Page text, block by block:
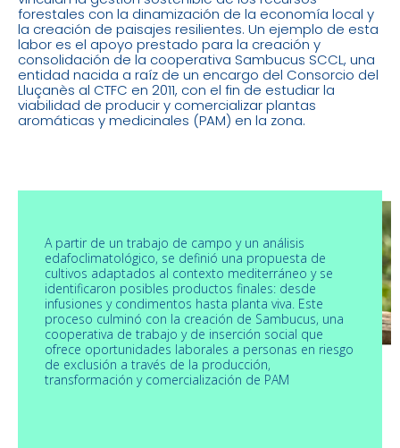
forestales con la dinamización de la economía local y
la creación de paisajes resilientes. Un ejemplo de esta
labor es el apoyo prestado para la creación y
consolidación de la cooperativa Sambucus SCCL, una
entidad nacida a raíz de un encargo del Consorcio del
Lluçanès al CTFC en 2011, con el fin de estudiar la
viabilidad de producir y comercializar plantas
aromáticas y medicinales (PAM) en la zona.
A partir de un trabajo de campo y un análisis
edafoclimatológico, se definió una propuesta de
cultivos adaptados al contexto mediterráneo y se
identificaron posibles productos finales: desde
infusiones y condimentos hasta planta viva. Este
proceso culminó con la creación de Sambucus, una
cooperativa de trabajo y de inserción social que
ofrece oportunidades laborales a personas en riesgo
de exclusión a través de la producción,
transformación y comercialización de PAM